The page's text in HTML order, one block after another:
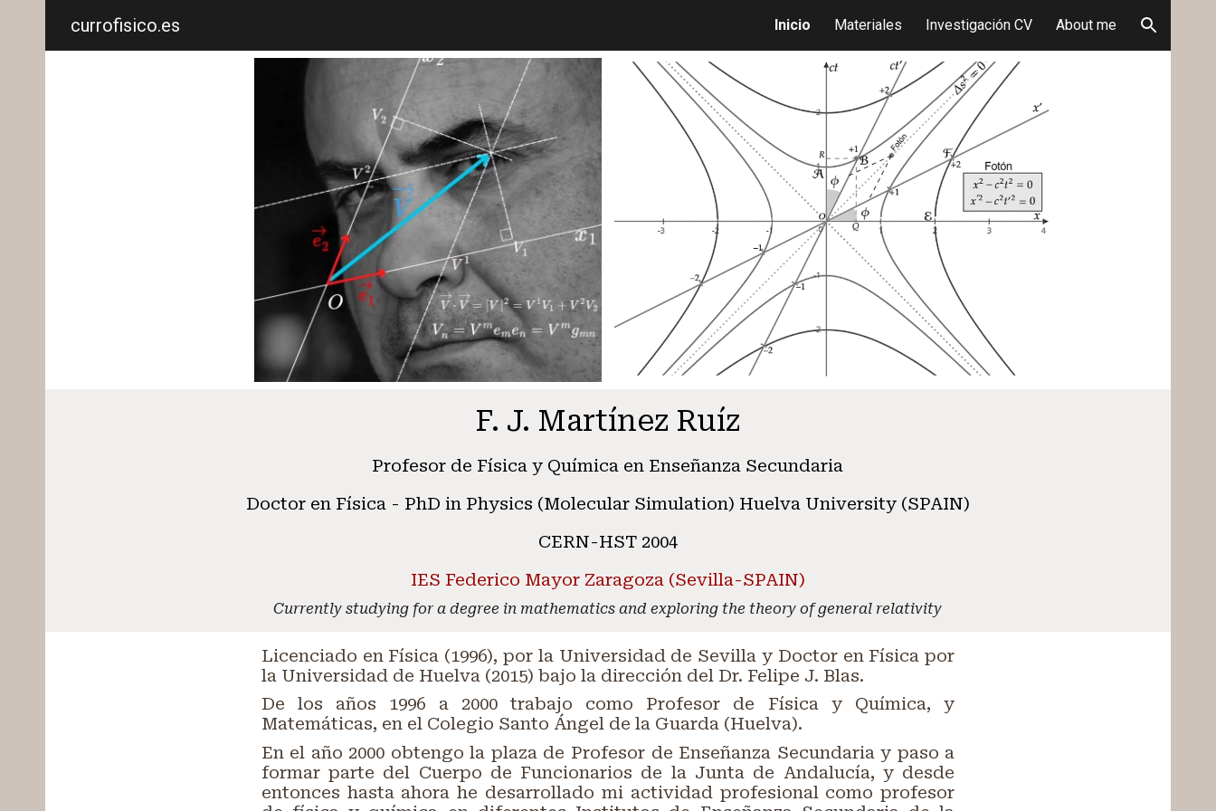
Skip to navigation
currofisico.es Inicio Materiales Investigación CV About me
F. J. Martínez Ruíz
Profesor de Física y Química en Enseñanza Secundaria
Doctor en Física - PhD in Physics (Molecular Simulation) Huelva University (SPAIN)
CERN-HST 2004
IES Federico Mayor Zaragoza (Sevilla-SPAIN)
Currently studying for a degree in mathematics and exploring the theory of general relativity
Licenciado en Física (1996), por la Universidad de Sevilla y Doctor en Física por
la Universidad de Huelva (2015) bajo la dirección del Dr. Felipe J. Blas.
De los años 1996 a 2000 trabajo como Profesor de Física y Química, y
Matemáticas, en el Colegio Santo Ángel de la Guarda (Huelva).
En el año 2000 obtengo la plaza de Profesor de Enseñanza Secundaria y paso a
formar parte del Cuerpo de Funcionarios de la Junta de Andalucía, y desde
entonces hasta ahora he desarrollado mi actividad profesional como profesor